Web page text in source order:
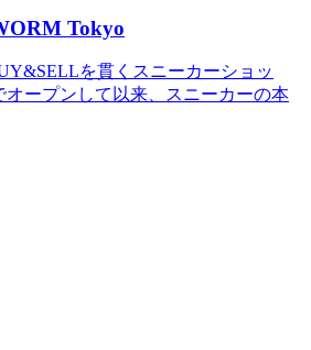
Tokyo
を貫くスニーカーショッ
オープンして以来、スニーカーの本